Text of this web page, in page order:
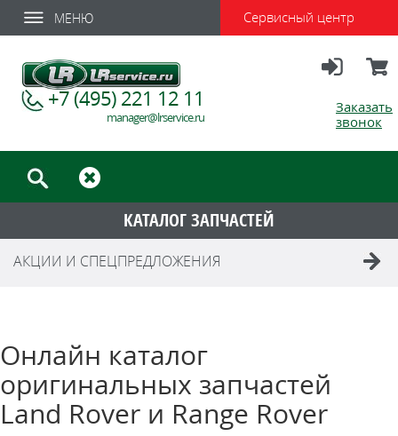
МЕНЮ Сервисный центр
Заказать
звонок
+7 (495) 221 12 11
manager@lrservice.ru
КАТАЛОГ ЗАПЧАСТЕЙ
АКЦИИ И СПЕЦПРЕДЛОЖЕНИЯ
Онлайн каталог
оригинальных запчастей
Land Rover и Range Rover